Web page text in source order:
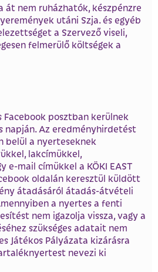
át nem ruházhatók, készpénzre
utáni Szja. és egyéb
a Szervező viseli,
felmerülő költségek a
posztban kerülnek
napján. Az eredményhirdetést
belül a nyerteseknek
lakcímükkel,
e-mail címükkel a KÖKI EAST
oldalán keresztül küldött
átadásáról átadás-átvételi
a nyertes a fenti
nem igazolja vissza, vagy a
szükséges adatait nem
Játékos Pályázata kizárásra
nevezi ki